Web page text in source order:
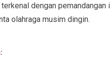
dengan
olahraga musim dingin.
: